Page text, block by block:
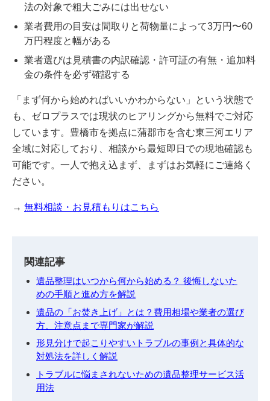
法の対象で粗大ごみには出せない
業者費用の目安は間取りと荷物量によって3万円〜60
万円程度と幅がある
業者選びは見積書の内訳確認・許可証の有無・追加料
金の条件を必ず確認する
「まず何から始めればいいかわからない」という状態で
も、ゼロプラスでは現状のヒアリングから無料でご対応
しています。豊橋市を拠点に蒲郡市を含む東三河エリア
全域に対応しており、相談から最短即日での現地確認も
可能です。一人で抱え込まず、まずはお気軽にご連絡く
ださい。
→ 無料相談・お見積もりはこちら
関連記事
遺品整理はいつから何から始める？ 後悔しないた
めの手順と進め方を解説
遺品の「お焚き上げ」とは？費用相場や業者の選び
方、注意点まで専門家が解説
形見分けで起こりやすいトラブルの事例と具体的な
対処法を詳しく解説
トラブルに悩まされないための遺品整理サービス活
用法